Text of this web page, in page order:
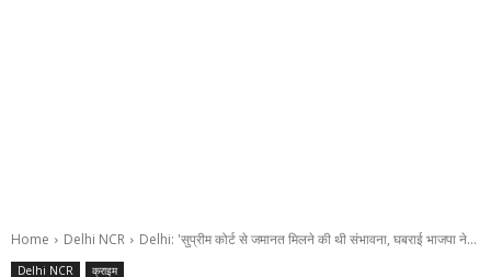
Home Delhi NCR Delhi: 'सुप्रीम कोर्ट से जमानत मिलने की थी संभावना, घबराई भाजपा ने...
Delhi NCR क्राइम